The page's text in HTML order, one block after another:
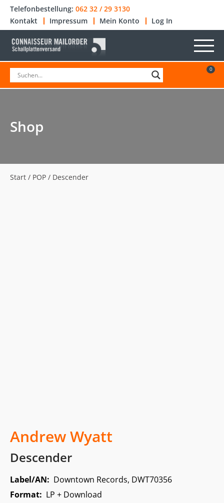
Telefonbestellung: 062 32 / 29 3130
Kontakt
Impressum Mein Konto Log In
0
Shop
Start / POP / Descender
Andrew Wyatt
Descender
Label/AN: Downtown Records, DWT70356
Format: LP + Download